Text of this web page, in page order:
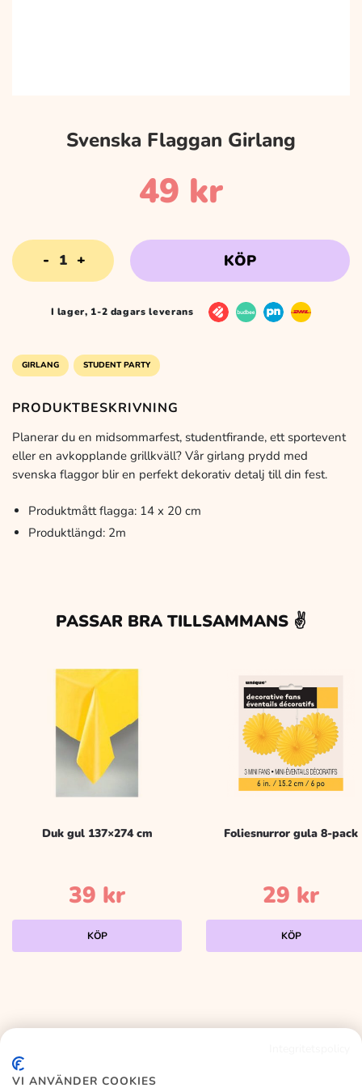
Svenska Flaggan Girlang
49 kr
Flaggan
Girlang
mängd
KÖP
I lager, 1-2 dagars leverans
GIRLANG STUDENT PARTY
PRODUKTBESKRIVNING
Planerar du en midsommarfest, studentfirande, ett sportevent
eller en avkopplande grillkväll? Vår girlang prydd med
svenska flaggor blir en perfekt dekorativ detalj till din fest.
Produktmått flagga: 14 x 20 cm
Produktlängd: 2m
PASSAR BRA TILLSAMMANS ✌️
Duk gul 137×274 cm
39 kr
KÖP
Foliesnurror gula 8-pack
29 kr
KÖP
VI ANVÄNDER COOKIES